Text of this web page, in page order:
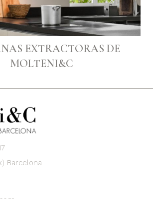
EXTRACTORAS DE
MOLTENI&C
Barcelona